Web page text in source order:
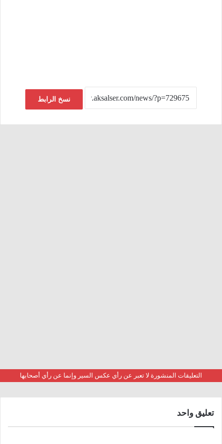
نسخ الرابط
التعليقات المنشورة لا تعبر عن رأي عكس السير وإنما عن رأي أصحابها
تعليق واحد